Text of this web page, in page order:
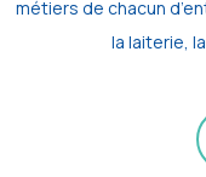
métiers de chacun
la laiterie,